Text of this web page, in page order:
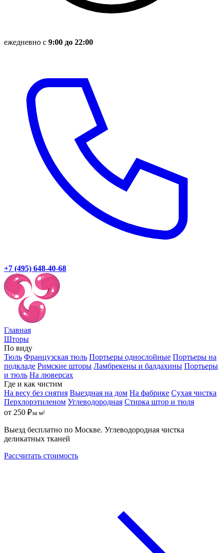
ежедневно с 9:00 до 22:00
+7 (495) 648-40-68
Главная
Шторы
По виду
Тюль Французская тюль Портьеры однослойные Портьеры на
подкладе Римские шторы Ламбрекены и балдахины Портьеры
и тюль На люверсах
Где и как чистим
На весу без снятия Выездная на дом На фабрике Сухая чистка
Перхлорэтиленом Углеводородная Стирка штор и тюля
от 250 ₽за м²
Выезд бесплатно по Москве. Углеводородная чистка
деликатных тканей
Рассчитать стоимость